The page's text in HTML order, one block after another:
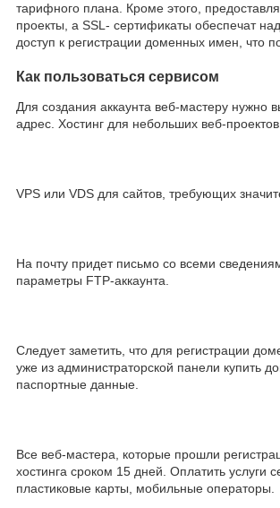
тарифного плана. Кроме этого,
проекты, а SSL- сертификаты обеспечат
доступ к регистрации доменных имен, что
Как пользоваться сервисом
Для создания аккаунта веб-мастеру нужно
адрес. Хостинг для небольших веб-проектов.
VPS или VDS для сайтов, требующих
На почту придет письмо со всеми
параметры FTP-аккаунта.
Следует заметить, что для регистрации
уже из администраторской панели купить
паспортные данные.
Все веб-мастера, которые прошли
хостинга сроком 15 дней. Оплатить услуги
пластиковые карты, мобильные операторы.